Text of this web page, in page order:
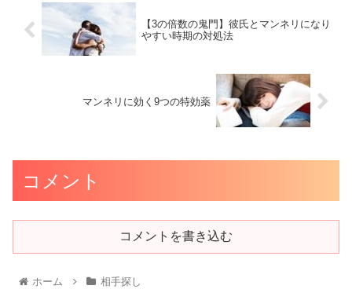
【3の倍数の鬼門】彼氏とマンネリになり
やすい時期の対処法
マンネリに効く9つの特効薬
コメント
コメントを書き込む
ホーム 相手探し